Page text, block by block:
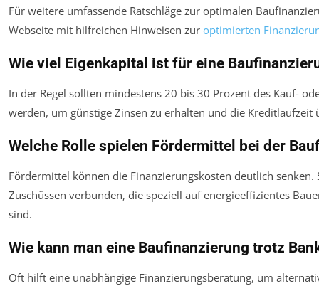
Für weitere umfassende Ratschläge zur optimalen
Webseite mit hilfreichen Hinweisen zur optimierten
Wie viel Eigenkapital ist für eine
In der Regel sollten mindestens 20 bis 30 Prozent des Kauf-
werden, um günstige Zinsen zu erhalten und die Kreditlaufzeit
Welche Rolle spielen Fördermittel bei der
Fördermittel können die Finanzierungskosten deutlich
Zuschüssen verbunden, die speziell auf energieeffizientes
sind.
Wie kann man eine Baufinanzierung trotz
Oft hilft eine unabhängige Finanzierungsberatung, um